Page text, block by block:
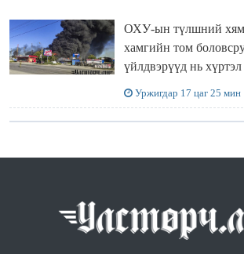
ОХУ-ын түлшний
хамгийн том
үйлдвэрүүд нь хүртэл
Уржигдар 17 цаг 25 мин